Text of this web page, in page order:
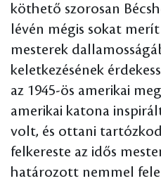
köthető szorosan
lévén mégis sokat
mesterek
keletkezésének
az 1945-ös amerikai
amerikai katona
volt, és ottani
felkereste az idős
határozott nemmel